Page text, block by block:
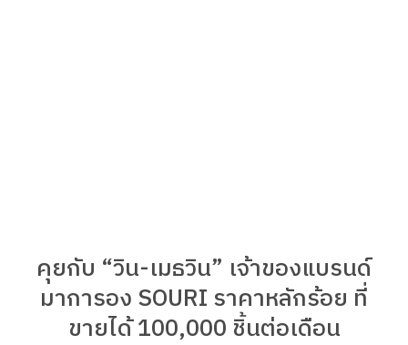
คุยกับ “วิน-เมธวิน” เจ้าของแบรนด์
มาการอง SOURI ราคาหลักร้อย ที่
ขายได้ 100,000 ชิ้นต่อเดือน